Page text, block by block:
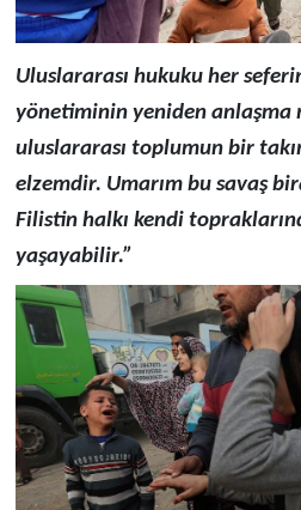
Uluslararası hukuku her
yönetiminin yeniden anlaşma
uluslararası toplumun bir
elzemdir. Umarım bu savaş
Filistin halkı kendi
yaşayabilir.”